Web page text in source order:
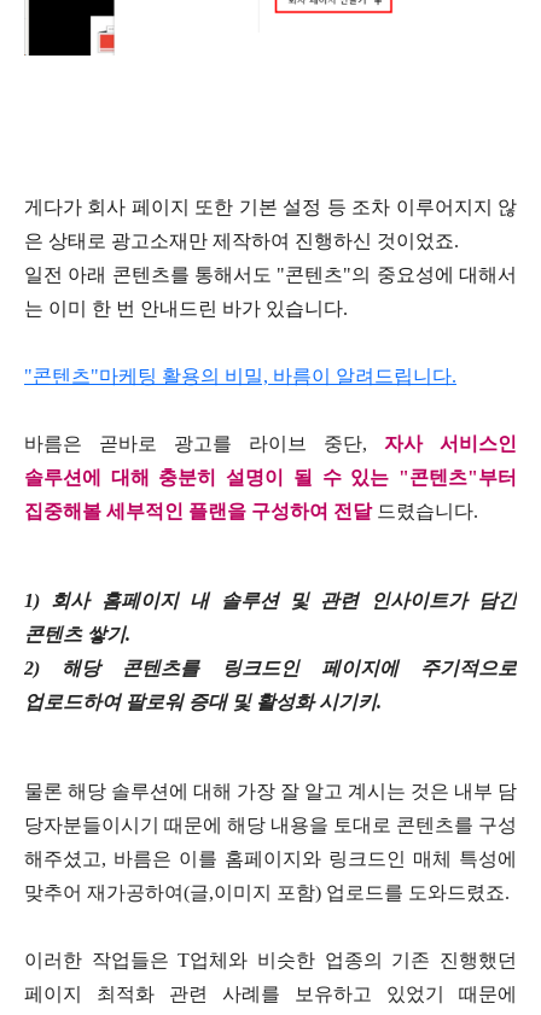
게다가 회사 페이지 또한 기본 설정 등 조차 이루어지지 않
은 상태로 광고소재만 제작하여 진행하신 것이었죠.
일전 아래 콘텐츠를 통해서도 "콘텐츠"의 중요성에 대해서
는 이미 한 번 안내드린 바가 있습니다.
"콘텐츠"마케팅 활용의 비밀, 바름이 알려드립니다.
바름은 곧바로 광고를 라이브 중단,
자사 서비스인
솔루션에 대해 충분히 설명이 될 수 있는 "콘텐츠"부터
집중해볼 세부적인 플랜을 구성하여 전달드렸습니다.
1) 회사 홈페이지 내 솔루션 및 관련 인사이트가 담긴
콘텐츠 쌓기.
2)
해당 콘텐츠를 링크드인 페이지에 주기적으로
업로드하여 팔로워 증대 및 활성화 시기키.
물론 해당 솔루션에 대해 가장 잘 알고 계시는 것은 내부 담
당자분들이시기 때문에 해당 내용을 토대로 콘텐츠를 구성
해주셨고, 바름은 이를 홈페이지와 링크드인 매체 특성에
맞추어 재가공하여(글,이미지 포함) 업로드를 도와드렸죠.
이러한 작업들은 T업체와 비슷한 업종의 기존 진행했던
페이지 최적화 관련 사례를 보유하고 있었기 때문에